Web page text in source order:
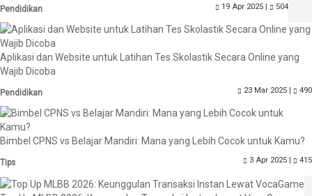
Pendidikan 19 Apr 2025 | 504
Aplikasi dan Website untuk Latihan Tes Skolastik Secara Online yang
Wajib Dicoba
Pendidikan 23 Mar 2025 | 490
Bimbel CPNS vs Belajar Mandiri: Mana yang Lebih Cocok untuk Kamu?
Tips 3 Apr 2025 | 415